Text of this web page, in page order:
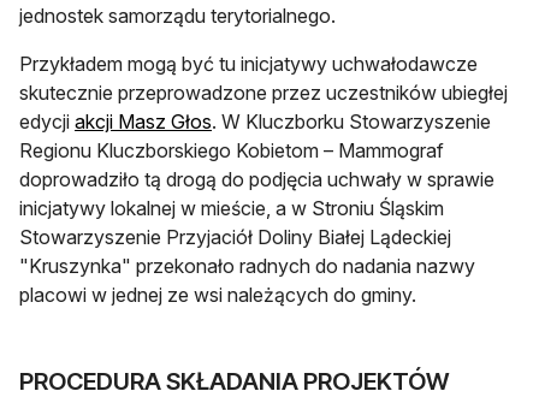
jednostek samorządu terytorialnego.
Przykładem mogą być tu inicjatywy uchwałodawcze
skutecznie przeprowadzone przez uczestników ubiegłej
edycji akcji Masz Głos. W Kluczborku Stowarzyszenie
Regionu Kluczborskiego Kobietom – Mammograf
doprowadziło tą drogą do podjęcia uchwały w sprawie
inicjatywy lokalnej w mieście, a w Stroniu Śląskim
Stowarzyszenie Przyjaciół Doliny Białej Lądeckiej
"Kruszynka" przekonało radnych do nadania nazwy
placowi w jednej ze wsi należących do gminy.
PROCEDURA SKŁADANIA PROJEKTÓW